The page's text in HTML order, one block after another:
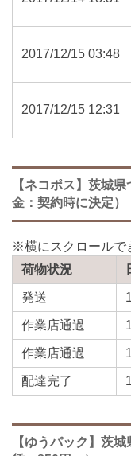
2017/12/15 03:48
2017/12/15 12:31
【ネコポス】茨城
金：契約時に決定）
荷物状況
発送
作業店通過
作業店通過
配達完了
【ゆうパック】茨